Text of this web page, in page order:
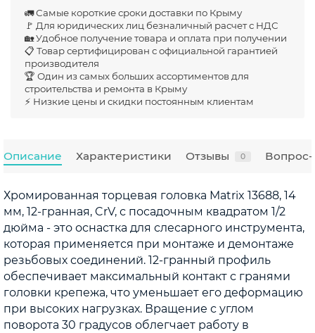
🚛 Самые короткие сроки доставки по Крыму
🚩 Для юридических лиц безналичный расчет с НДС
🏡 Удобное получение товара и оплата при получении
📋 Товар сертифицирован с официальной гарантией
производителя
🏆 Один из самых больших ассортиментов для
строительства и ремонта в Крыму
⚡ Низкие цены и скидки постоянным клиентам
Описание Характеристики Отзывы 0 Вопрос-
Хромированная торцевая головка Matrix 13688, 14
мм, 12-гранная, CrV, с посадочным квадратом 1/2
дюйма - это оснастка для слесарного инструмента,
которая применяется при монтаже и демонтаже
резьбовых соединений. 12-гранный профиль
обеспечивает максимальный контакт с гранями
головки крепежа, что уменьшает его деформацию
при высоких нагрузках. Вращение с углом
поворота 30 градусов облегчает работу в